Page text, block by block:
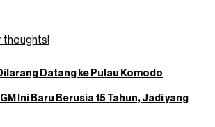
thoughts!
Datang ke Pulau Komodo
Ini Baru Berusia 15 Tahun, Jadi yang